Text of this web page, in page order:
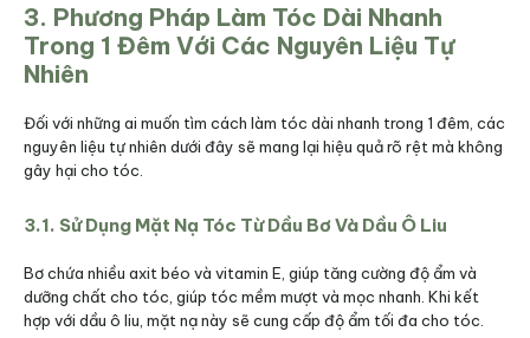
3. Phương Pháp Làm Tóc Dài Nhanh
Trong 1 Đêm Với Các Nguyên Liệu Tự
Nhiên
Đối với những ai muốn tìm cách làm tóc dài nhanh trong 1 đêm, các
nguyên liệu tự nhiên dưới đây sẽ mang lại hiệu quả rõ rệt mà không
gây hại cho tóc.
3.1. Sử Dụng Mặt Nạ Tóc Từ Dầu Bơ Và Dầu Ô Liu
Bơ chứa nhiều axit béo và vitamin E, giúp tăng cường độ ẩm và
dưỡng chất cho tóc, giúp tóc mềm mượt và mọc nhanh. Khi kết
hợp với dầu ô liu, mặt nạ này sẽ cung cấp độ ẩm tối đa cho tóc.